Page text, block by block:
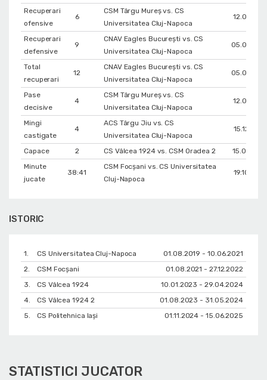
Recuperari
ofensive
6
CSM Târgu Mureș vs. CS
Universitatea Cluj-Napoca
12.01.2019
Recuperari
defensive
9
CNAV Eagles București vs. CS
Universitatea Cluj-Napoca
Total
recuperari
12
CNAV Eagles București vs. CS
Universitatea Cluj-Napoca
Pase
decisive
4
CSM Târgu Mureș vs. CS
Universitatea Cluj-Napoca
12.01.2019
Mingi
castigate
4
ACS Târgu Jiu vs. CS
Universitatea Cluj-Napoca
15.12.2018
Capace 2 CS Vâlcea 1924 vs. CSM Oradea 2
Minute
jucate
38:41
CSM Focșani vs. CS Universitatea
Cluj-Napoca
19.10.2018
ISTORIC
1. CS Universitatea Cluj-Napoca
01.08.2019 - 10.06.2021
2.
CSM Focșani
01.08.2021 - 27.12.2022
3.
CS Vâlcea 1924
10.01.2023 - 29.04.2024
4.
CS Vâlcea 1924 2
01.08.2023 - 31.05.2024
5.
CS Politehnica Iași 01.11.2024 - 15.06.2025
STATISTICI JUCATOR